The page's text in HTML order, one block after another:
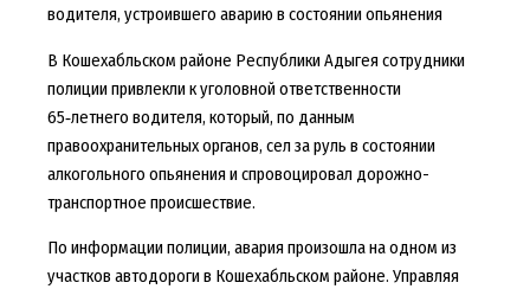
водителя, устроившего аварию в состоянии опьянения
В Кошехабльском районе Республики Адыгея сотрудники
полиции привлекли к уголовной ответственности
65‑летнего водителя, который, по данным
правоохранительных органов, сел за руль в состоянии
алкогольного опьянения и спровоцировал дорожно-
транспортное происшествие.
По информации полиции, авария произошла на одном из
участков автодороги в Кошехабльском районе. Управляя